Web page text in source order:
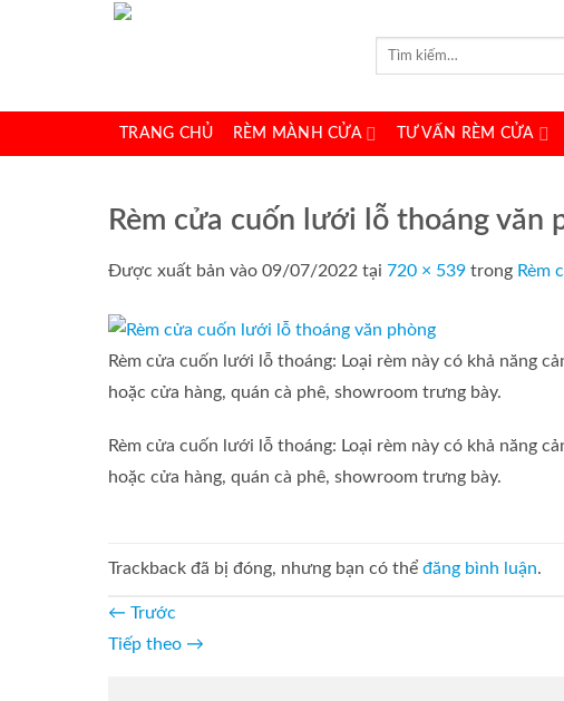
dung
Tìm
kiếm:
TRANG CHỦ RÈM MÀNH CỬA TƯ VẤN RÈM CỬA
Rèm cửa cuốn lưới lỗ thoáng văn
Được xuất bản vào 09/07/2022 tại 720 × 539 trong Rèm
Rèm cửa cuốn lưới lỗ thoáng: Loại rèm này có khả năng
hoặc cửa hàng, quán cà phê, showroom trưng bày.
Rèm cửa cuốn lưới lỗ thoáng: Loại rèm này có khả năng
hoặc cửa hàng, quán cà phê, showroom trưng bày.
Trackback đã bị đóng, nhưng bạn có thể đăng bình luận.
← Trước
Tiếp theo →